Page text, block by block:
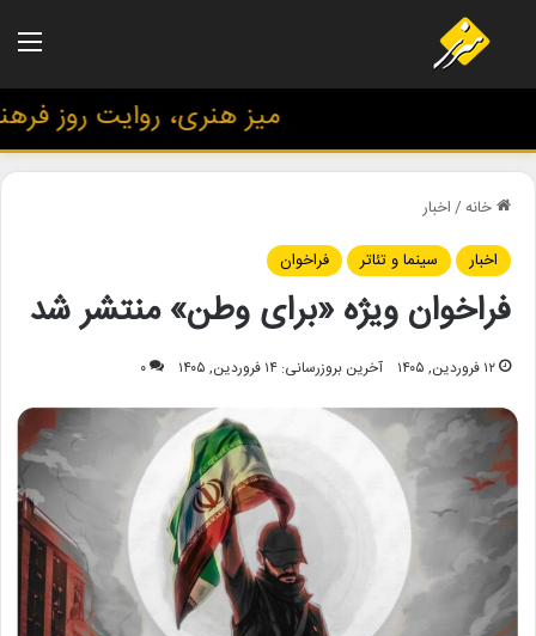
میز هنری، روایت روز
خانه/اخبار
اخبار
سینما و تئاتر فراخوان
فراخوان ویژه «برای وطن» منتشر شد
۱۲ فروردین, ۱۴۰۵ آخرین بروزرسانی: ۱۴ فروردین, ۱۴۰۵ ۰